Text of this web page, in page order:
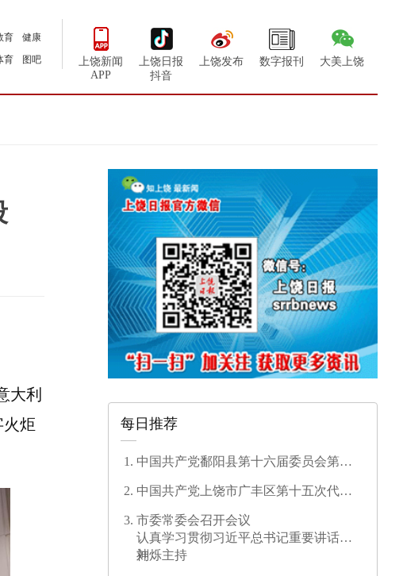
育
健康
育 图吧
上饶新闻
APP
上饶日报
抖音
上饶发布 数字报刊 大美上饶
大利
炬
每日推荐
中国共产党鄱阳县第十六届委员会第一
中国共产党上饶市广丰区第十五次代表
市委常委会召开会议
认真学习贯彻习近平总书记重要讲话精
神
刘烁主持